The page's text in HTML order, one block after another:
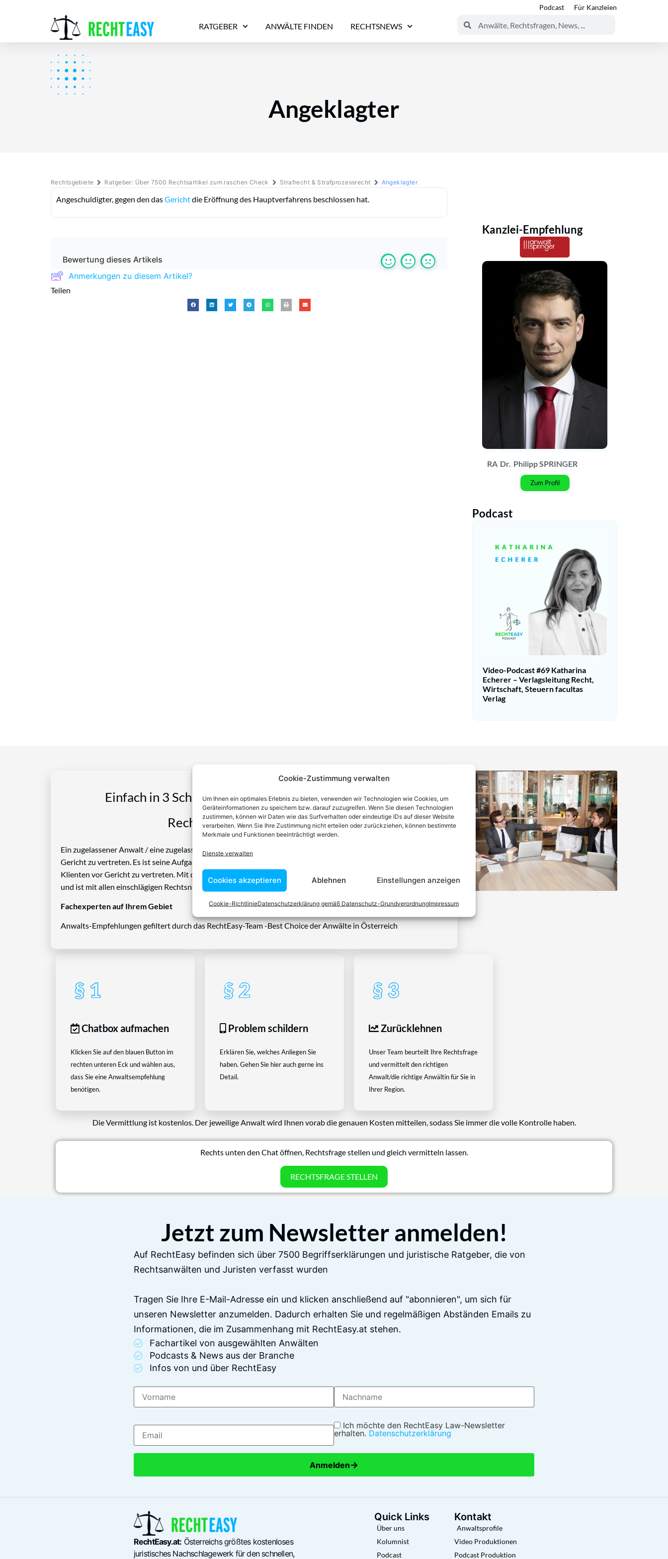
Cookie-Zustimmung verwalten
Um Ihnen ein optimales Erlebnis zu bieten, verwenden wir Technologien wie Cookies, um
Geräteinformationen zu speichern bzw. darauf zuzugreifen. Wenn Sie diesen Technologien
zustimmen, können wir Daten wie das Surfverhalten oder eindeutige IDs auf dieser Website
verarbeiten. Wenn Sie Ihre Zustimmung nicht erteilen oder zurückziehen, können bestimmte
Merkmale und Funktionen beeinträchtigt werden.
Dienste verwalten
Cookies akzeptieren Ablehnen Einstellungen anzeigen
Cookie-RichtlinieDatenschutzerklärung gemäß Datenschutz-GrundverordnungImpressum
Podcast Für Kanzleien
RATGEBER ANWÄLTE FINDEN RECHTSNEWS
Angeklagter
Rechtsgebiete Ratgeber: Über 7500 Rechtsartikel zum raschen Check Strafrecht & Strafprozessrecht Angeklagter
Angeschuldigter, gegen den dasGerichtdie Eröffnung des Hauptverfahrens beschlossen hat.
Bewertung dieses Artikels
Anmerkungen zu diesem Artikel?
Teilen
Kanzlei-Empfehlung
RA Dr. Philipp SPRINGER
Zum Profil
Podcast
Video-Podcast #69 Katharina
Echerer – Verlagsleitung Recht,
Wirtschaft, Steuern facultas
Verlag
Einfach in 3 Schritten einen Anwalt finden, der auf Ihr
Rechtsproblem spezialisiert ist
Ein zugelassener Anwalt / eine zugelassen Anwältin ist dafür da, über Rechtsfragen zu beraten und Klienten vor
Gericht zu vertreten. Es ist seine Aufgabe, Dienstleistungen im Bereich der Rechtsberatung zu erbringen und
Klienten vor Gericht zu vertreten. Mit diesem Wissen kennt er alle relevanten Herausforderungen dieses Systems
und ist mit allen einschlägigen Rechtsnormen vertraut.
Fachexperten auf Ihrem Gebiet
Anwalts-Empfehlungen gefiltert durch das RechtEasy-Team -Best Choice der Anwälte in Österreich
Chatbox aufmachen
Klicken Sie auf den blauen Button im
rechten unteren Eck und wählen aus,
dass Sie eine Anwaltsempfehlung
benötigen.
Problem schildern
Erklären Sie, welches Anliegen Sie
haben. Gehen Sie hier auch gerne ins
Detail.
Zurücklehnen
Unser Team beurteilt Ihre Rechtsfrage
und vermittelt den richtigen
Anwalt/die richtige Anwältin für Sie in
Ihrer Region.
Die Vermittlung ist kostenlos. Der jeweilige Anwalt wird Ihnen vorab die genauen Kosten mitteilen, sodass Sie immer die volle Kontrolle haben.
Rechts unten den Chat öffnen, Rechtsfrage stellen und gleich vermitteln lassen.
RECHTSFRAGE STELLEN
Jetzt zum Newsletter anmelden!
Auf RechtEasy befinden sich über 7500 Begriffserklärungen und juristische Ratgeber, die von
Rechtsanwälten und Juristen verfasst wurden
Tragen Sie Ihre E-Mail-Adresse ein und klicken anschließend auf "abonnieren", um sich für
unseren Newsletter anzumelden. Dadurch erhalten Sie und regelmäßigen Abständen Emails zu
Informationen, die im Zusammenhang mit RechtEasy.at stehen.
Fachartikel von ausgewählten Anwälten
Podcasts & News aus der Branche
Infos von und über RechtEasy
Ich möchte den RechtEasy Law-Newsletter
erhalten. Datenschutzerklärung
Anmelden→
RechtEasy.at: Österreichs größtes kostenloses
juristisches Nachschlagewerk für den schnellen,
Quick Links
Über uns
Kolumnist
Podcast
Kontakt
Anwaltsprofile
Video Produktionen
Podcast Produktion
Alle Anwälte